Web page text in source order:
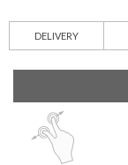
DELIVERY